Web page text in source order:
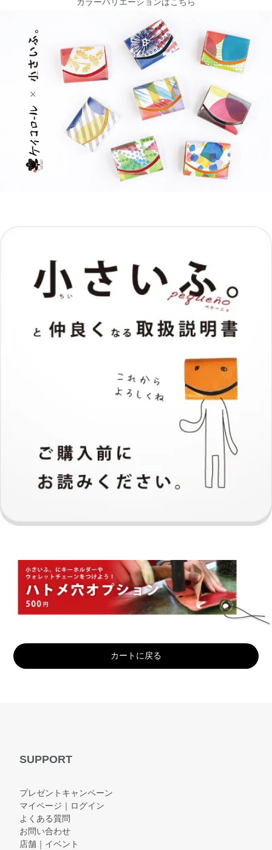
カラーバリエーションはこちら
カートに戻る
SUPPORT
プレゼントキャンペーン
マイページ｜ログイン
よくある質問
お問い合わせ
店舗｜イベント